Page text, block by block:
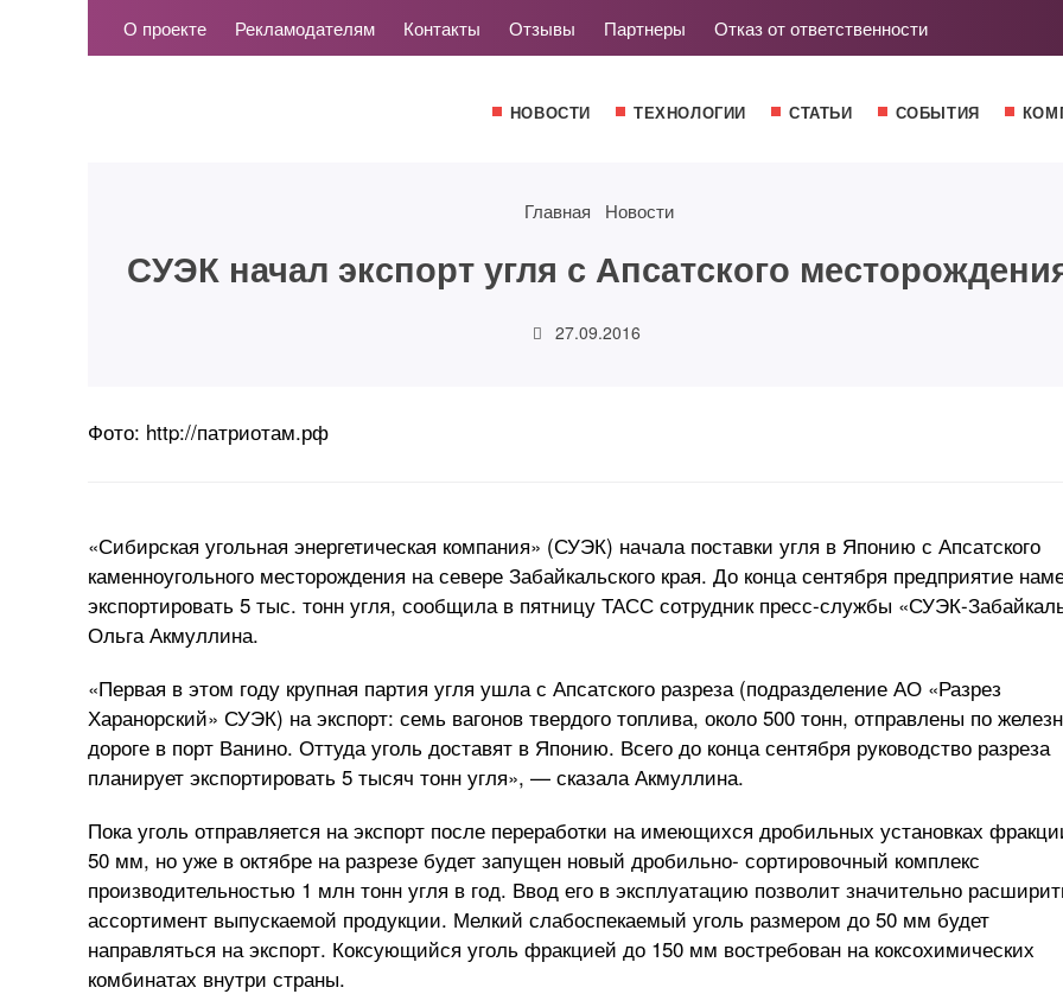
О проекте Рекламодателям Контакты Отзывы Партнеры Отказ от ответственности
НОВОСТИ ТЕХНОЛОГИИ СТАТЬИ СОБЫТИЯ
Главная Новости
СУЭК начал экспорт угля с Апсатского
27.09.2016
Фото: http://патриотам.рф
«Сибирская угольная энергетическая компания» (СУЭК) начала поставки угля в Японию с Апсатского
каменноугольного месторождения на севере Забайкальского края. До конца сентября предприятие
экспортировать 5 тыс. тонн угля, сообщила в пятницу ТАСС сотрудник пресс-службы «СУЭК-
Ольга Акмуллина.
«Первая в этом году крупная партия угля ушла с Апсатского разреза (подразделение АО «Разрез
Харанорский» СУЭК) на экспорт: семь вагонов твердого топлива, около 500 тонн, отправлены по
дороге в порт Ванино. Оттуда уголь доставят в Японию. Всего до конца сентября руководство разреза
планирует экспортировать 5 тысяч тонн угля», — сказала Акмуллина.
Пока уголь отправляется на экспорт после переработки на имеющихся дробильных установках
50 мм, но уже в октябре на разрезе будет запущен новый дробильно- сортировочный комплекс
производительностью 1 млн тонн угля в год. Ввод его в эксплуатацию позволит значительно
ассортимент выпускаемой продукции. Мелкий слабоспекаемый уголь размером до 50 мм будет
направляться на экспорт. Коксующийся уголь фракцией до 150 мм востребован на коксохимических
комбинатах внутри страны.